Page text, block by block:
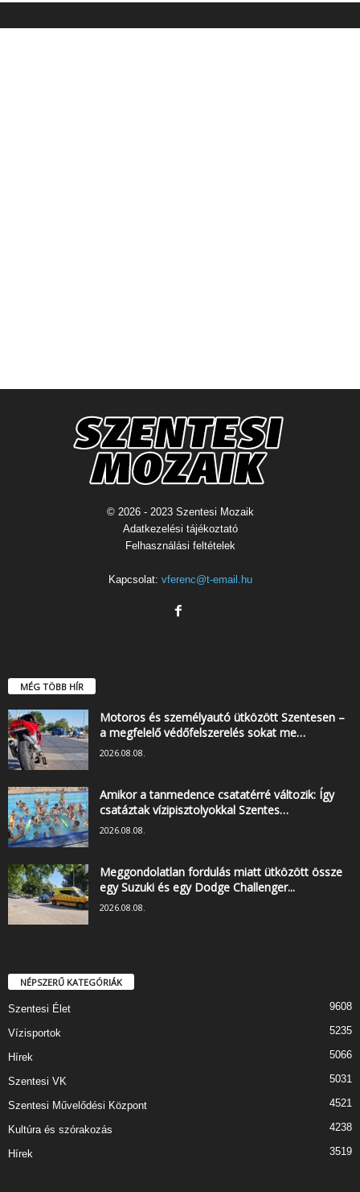
© 2026 - 2023 Szentesi Mozaik
Adatkezelési tájékoztató
Felhasználási feltételek
Kapcsolat: vferenc@t-email.hu
MÉG TÖBB HÍR
Motoros és személyautó ütközött Szentesen –
a megfelelő védőfelszerelés sokat me…
2026.08.08.
Amikor a tanmedence csatatérré változik: Így
csatáztak vízipisztolyokkal Szentes…
2026.08.08.
Meggondolatlan fordulás miatt ütközött össze
egy Suzuki és egy Dodge Challenger...
2026.08.08.
NÉPSZERŰ KATEGÓRIÁK
Szentesi Élet 9608
Vízisportok 5235
Hírek 5066
Szentesi VK 5031
Szentesi Művelődési Központ 4521
Kultúra és szórakozás 4238
Hírek 3519